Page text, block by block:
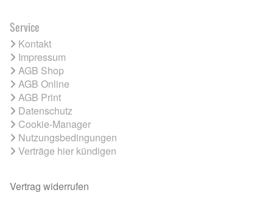
Service
Kontakt
Impressum
AGB Shop
AGB Online
AGB Print
Datenschutz
Cookie-Manager
Nutzungsbedingungen
Verträge hier kündigen
Vertrag widerrufen